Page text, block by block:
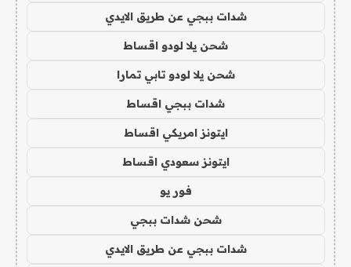
شدات ببجي عن طريق الايدي
شحن يلا لودو اقساط
شحن يلا لودو تابي تمارا
شدات ببجي اقساط
ايتونز امريكي اقساط
ايتونز سعودي اقساط
فور يو
شحن شدات ببجي
شدات ببجي عن طريق الايدي